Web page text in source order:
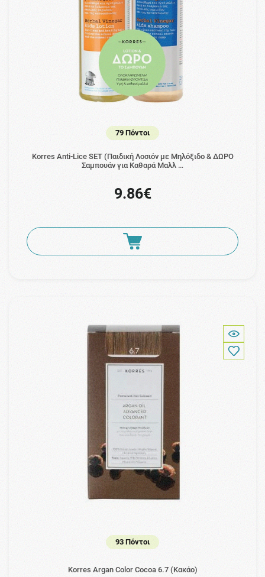
79 Πόντοι
Korres Anti-Lice SET (Παιδική Λοσιόν με Μηλόξιδο & ΔΩΡΟ
Σαμπουάν για Καθαρά Μαλλ …
9.86€
93 Πόντοι
Korres Argan Color Cocoa 6.7 (Κακάο)